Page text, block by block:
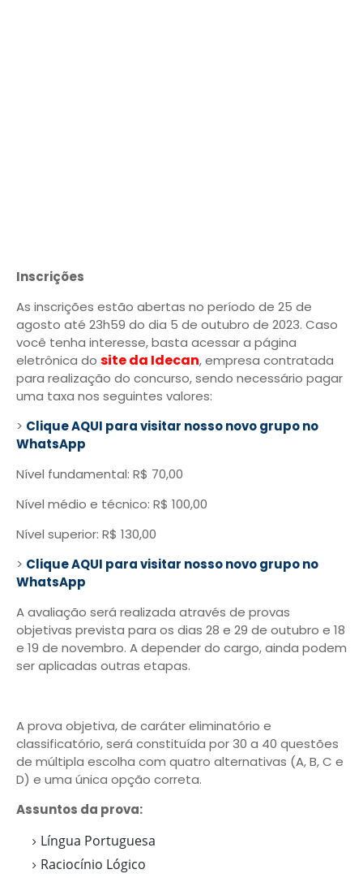
Inscrições
As inscrições estão abertas no período de 25 de
agosto até 23h59 do dia 5 de outubro de 2023. Caso
você tenha interesse, basta acessar a página
eletrônica do site da Idecan, empresa contratada
para realização do concurso, sendo necessário pagar
uma taxa nos seguintes valores:
> Clique AQUI para visitar nosso novo grupo no
WhatsApp
Nível fundamental: R$ 70,00
Nível médio e técnico: R$ 100,00
Nível superior: R$ 130,00
> Clique AQUI para visitar nosso novo grupo no
WhatsApp
A avaliação será realizada através de provas
objetivas prevista para os dias 28 e 29 de outubro e 18
e 19 de novembro. A depender do cargo, ainda podem
ser aplicadas outras etapas.
A prova objetiva, de caráter eliminatório e
classificatório, será constituída por 30 a 40 questões
de múltipla escolha com quatro alternativas (A, B, C e
D) e uma única opção correta.
Assuntos da prova:
Língua Portuguesa
Raciocínio Lógico